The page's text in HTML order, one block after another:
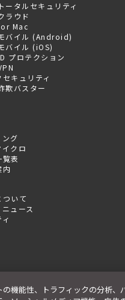
の機能性、トラフィックの分析、
ータルセキュリティ
ラウド
Mac
バイル (Android)
バイル (iOS)
プロテクション
キュリティ
欺バスター
グ
クロ
表
ついて
ュース